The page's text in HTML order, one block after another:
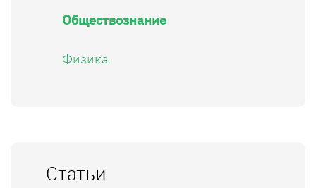
Обществознание
Физика
Статьи